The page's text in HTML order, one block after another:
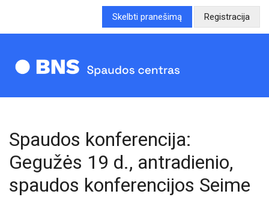
Skelbti pranešimą Registracija
Spaudos konferencija:
Gegužės 19 d., antradienio,
spaudos konferencijos Seime